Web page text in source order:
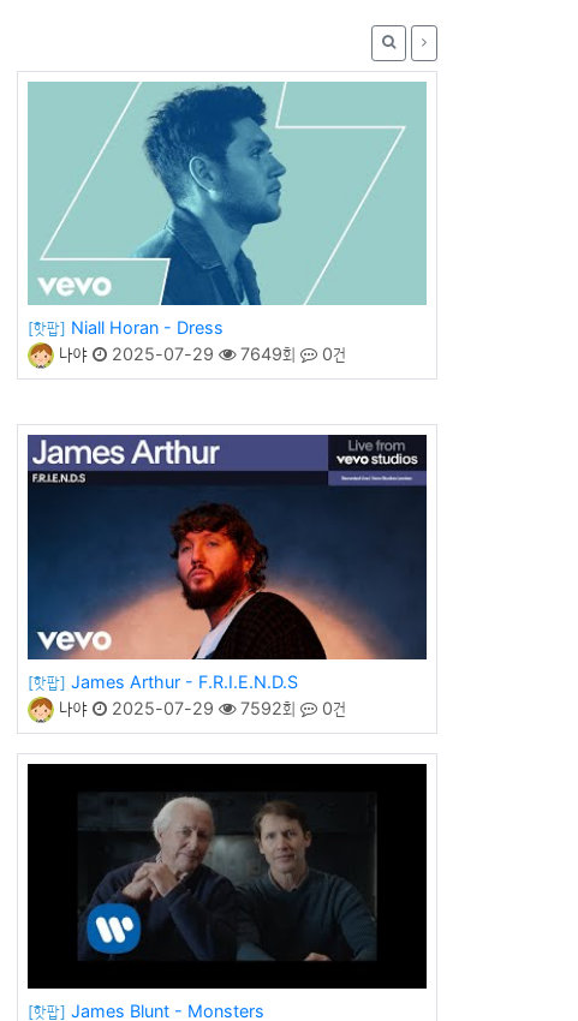
[핫팝] Niall Horan - Dress
나야
2025-07-29 7649회 0건
[핫팝] James Arthur - F.R.I.E.N.D.S
나야
2025-07-29 7592회 0건
[핫팝] James Blunt - Monsters